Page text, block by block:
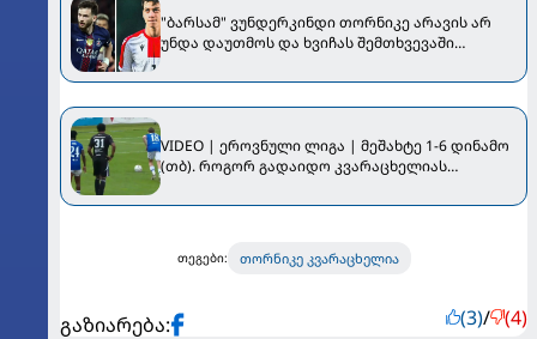
"ბარსამ" ვუნდერკინდი თორნიკე არავის არ
უნდა დაუთმოს და ხვიჩას შემთხვევაში
უცხოური მედია
VIDEO | ეროვნული ლიგა | მეშახტე 1-6 დინამო
(თბ). როგორ გადაიდო კვარაცხელიას
თეგები: თორნიკე კვარაცხელია
გაზიარება: (3)/ (4)